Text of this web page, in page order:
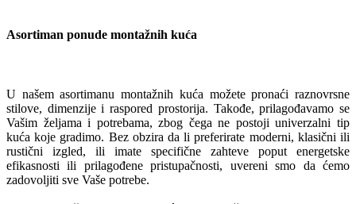
Asortiman ponude montažnih kuća
U našem asortimanu montažnih kuća možete pronaći raznovrsne
stilove, dimenzije i raspored prostorija. Takođe, prilagođavamo se
Vašim željama i potrebama, zbog čega ne postoji univerzalni tip
kuća koje gradimo. Bez obzira da li preferirate moderni, klasični ili
rustični izgled, ili imate specifične zahteve poput energetske
efikasnosti ili prilagođene pristupačnosti, uvereni smo da ćemo
zadovoljiti sve Vaše potrebe.